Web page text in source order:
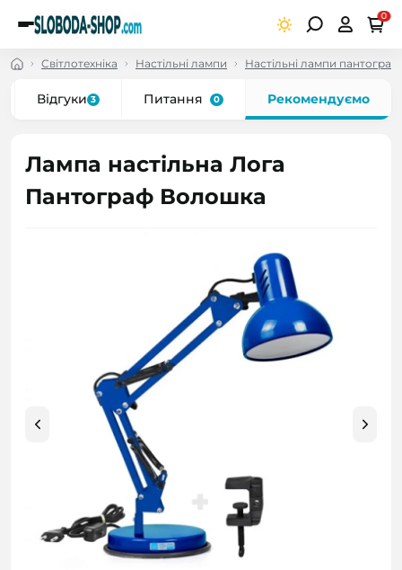
0
Світлотехніка Настільні лампи Настільні лампи пантограф
Відгуки 3 Питання 0 Рекомендуємо
Лампа настільна Лога
Пантограф Волошка